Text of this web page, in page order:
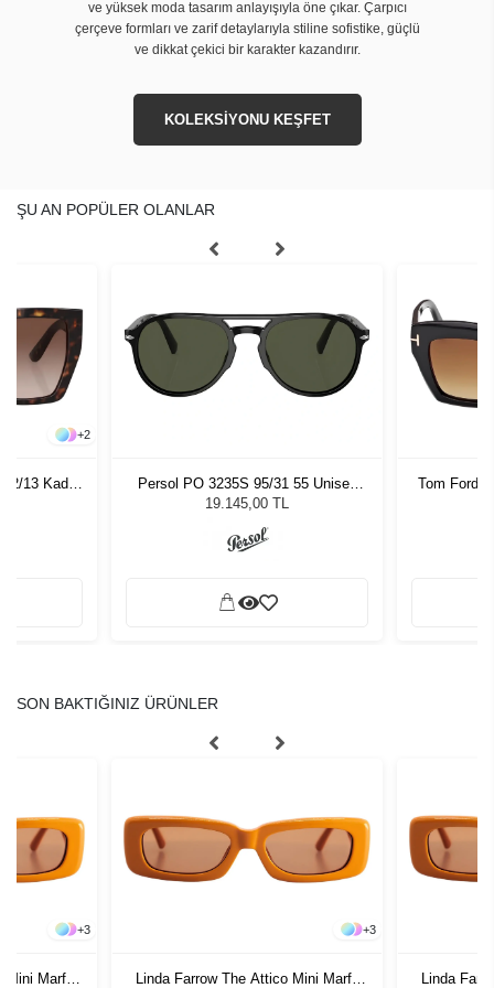
ve yüksek moda tasarım anlayışıyla öne çıkar. Çarpıcı
çerçeve formları ve zarif detaylarıyla stiline sofistike, güçlü
ve dikkat çekici bir karakter kazandırır.
KOLEKSİYONU KEŞFET
ŞU AN POPÜLER OLANLAR
+2
13 Kadın
Persol PO 3235S 95/31 55 Unisex
Güneş Gözlüğü
19.145,00 TL
Tom Ford
SON BAKTIĞINIZ ÜRÜNLER
+3
Marfa
+3
Linda Farrow The Attico Mini Marfa
Linda